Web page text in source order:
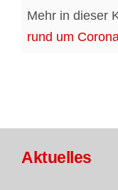
Mehr in dieser
rund um
Aktuelles